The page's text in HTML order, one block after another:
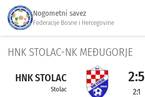
Nogometni savez
Federacije Bosne i Hercegovine
HNK STOLAC-NK MEĐUGORJE
HNK STOLAC
Stolac
2:5
2:1